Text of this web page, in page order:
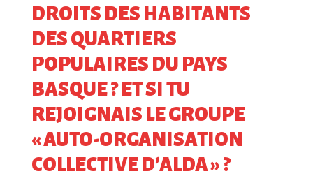
DROITS DES HABITANTS
DES QUARTIERS
POPULAIRES DU PAYS
BASQUE ? ET SI TU
REJOIGNAIS LE GROUPE
« AUTO-ORGANISATION
COLLECTIVE D’ALDA » ?